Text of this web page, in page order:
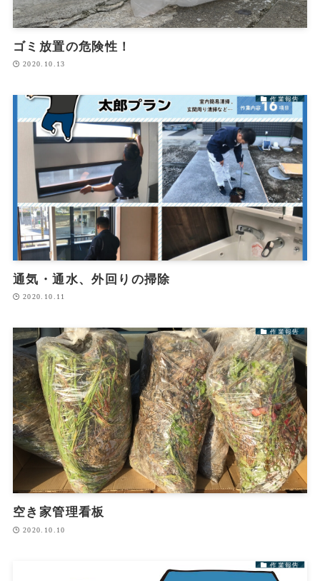
ゴミ放置の危険性！
2020.10.13
作業報告
通気・通水、外回りの掃除
2020.10.11
作業報告
空き家管理看板
2020.10.10
作業報告